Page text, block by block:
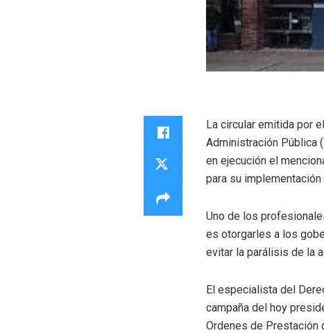
La circular emitida por
Administración Pública
en ejecución el
para su
Uno de los
es otorgarles a los
evitar la parálisis de la
El especialista del
campaña del hoy
Ordenes de Prestación